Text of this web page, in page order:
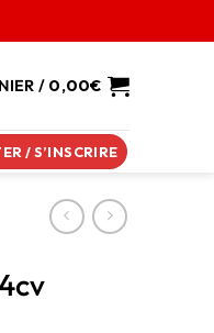
/ 0,00€
/ S’INSCRIRE